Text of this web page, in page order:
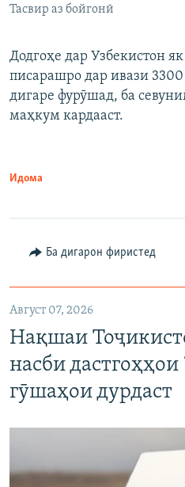
Тасвир аз бойгонӣ
Додгоҳе дар Узбекистон
писарашро дар ивази 3300
дигаре фурӯшад, ба
маҳкум кардааст.
Идома
Ба дигарон фиристед
Август 07, 2026
Нақшаи
насби
гӯшаҳои дурдаст